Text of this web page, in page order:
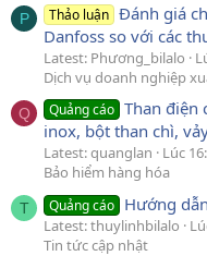
P Thảo luận Đánh giá
Danfoss so với các
Latest: Phương_bilalo
Dịch vụ doanh nghiệp
Q Quảng cáo Than điện
inox, bột than chì,
Latest: quanglan
Lúc
Bảo hiểm hàng hóa
T Quảng cáo Hướng
Latest: thuylinhbilalo
Tin tức cập nhật